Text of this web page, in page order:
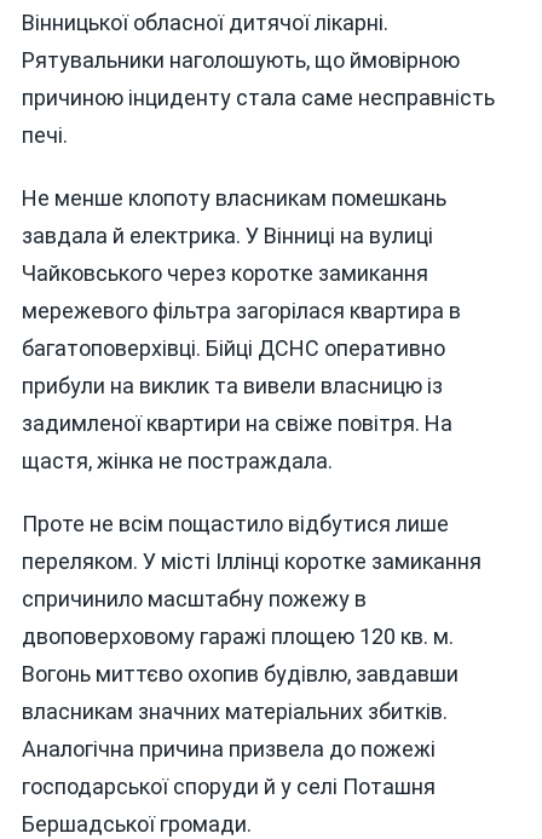
Вінницької обласної дитячої лікарні.
Рятувальники наголошують, що ймовірною
причиною інциденту стала саме несправність
печі.
Не менше клопоту власникам помешкань
завдала й електрика. У Вінниці на вулиці
Чайковського через коротке замикання
мережевого фільтра загорілася квартира в
багатоповерхівці. Бійці ДСНС оперативно
прибули на виклик та вивели власницю із
задимленої квартири на свіже повітря. На
щастя, жінка не постраждала.
Проте не всім пощастило відбутися лише
переляком. У місті Іллінці коротке замикання
спричинило масштабну пожежу в
двоповерховому гаражі площею 120 кв. м.
Вогонь миттєво охопив будівлю, завдавши
власникам значних матеріальних збитків.
Аналогічна причина призвела до пожежі
господарської споруди й у селі Поташня
Бершадської громади.